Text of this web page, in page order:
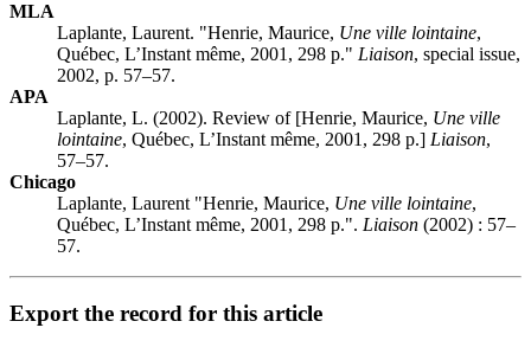
MLA
Laplante, Laurent. "Henrie, Maurice, Une ville lointaine,
Québec, L’Instant même, 2001, 298 p." Liaison, special issue,
2002, p. 57–57.
APA
Laplante, L. (2002). Review of [Henrie, Maurice, Une ville
lointaine, Québec, L’Instant même, 2001, 298 p.] Liaison,
57–57.
Chicago
Laplante, Laurent "Henrie, Maurice, Une ville lointaine,
Québec, L’Instant même, 2001, 298 p.". Liaison (2002) : 57–
57.
Export the record for this article